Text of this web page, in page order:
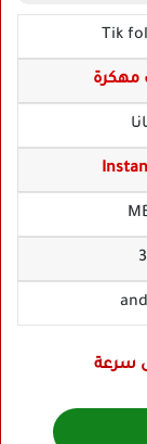
Tik
مهكرة
سرعة